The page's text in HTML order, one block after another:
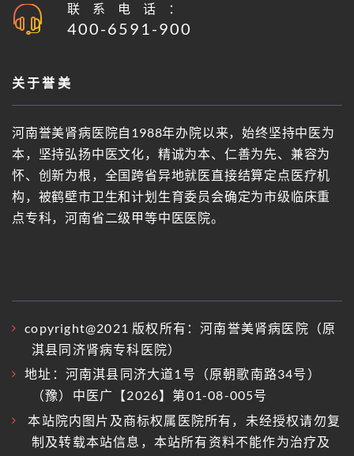
联系电话：
400-6591-900
关于誉美
河南誉美肾病医院自1988年办院以来，始终坚持中医为
本，坚持弘扬中医文化，精诚为本、仁善为先、兼容为
怀、创新为根，全国跨省异地就医直接结算定点医疗机
构，被鹤壁市卫生和计划生育委员会确定为市级临床重
点专科，河南省二级甲等中医医院。
copyright@2021 版权所有：河南誉美肾病医院（原
淇县同济肾病专科医院）
地址：河南淇县同济大道1号（原朝歌南路34号）
（豫）中医广【2026】第01-08-005号
本站院内图片及商标权属医院所有，未经授权请勿复
制及转载本站信息，本站所有资料不能作为治疗及